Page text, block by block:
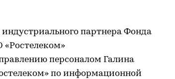
партнера Фонда
персоналом Галина
по информационной